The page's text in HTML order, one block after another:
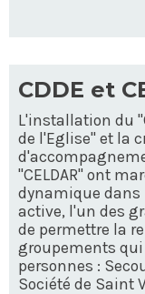
CDDE et
L'installation du
de l'Eglise" et la
"CELDAR" ont
dynamique dans
active, l'un des
de permettre la
groupements
personnes :
Société de Saint